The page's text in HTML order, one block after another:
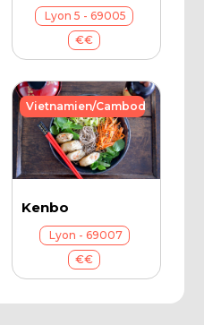
Lyon 5 - 69005
€€
Kenbo
Lyon - 69007
€€
Vietnamien/Cambodgien